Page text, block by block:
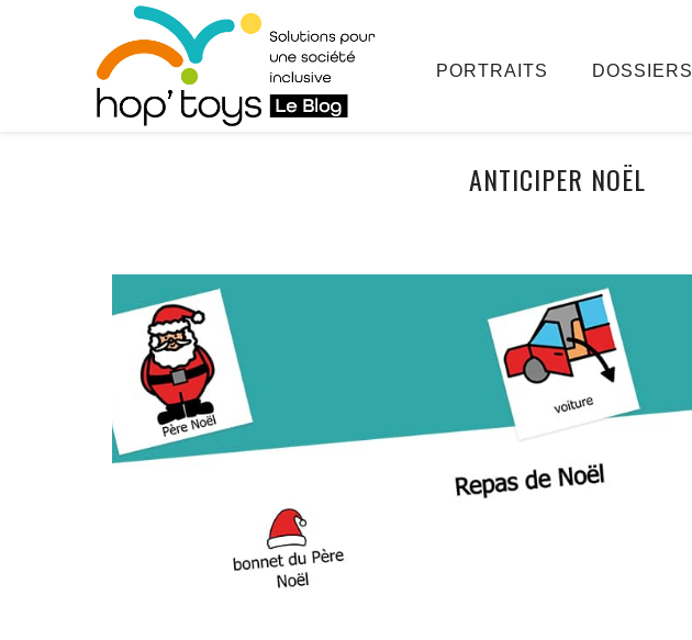
PORTRAITS DOSSIERS
ANTICIPER NOËL